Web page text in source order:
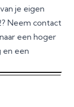
je eigen
Neem contact
een hoger
en een